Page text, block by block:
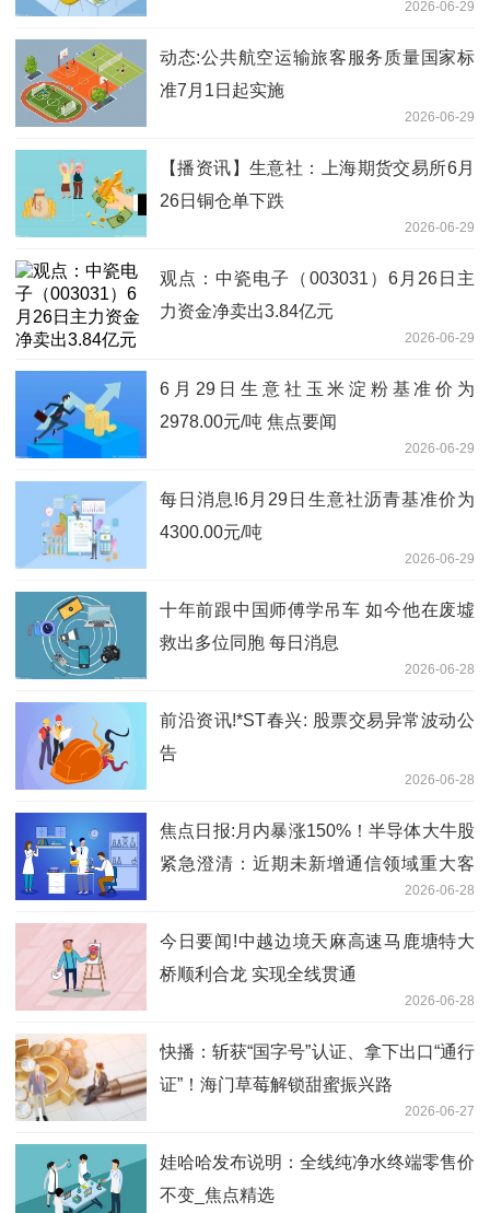
2026-06-29
动态:公共航空运输旅客服务质量国家标
准7月1日起实施
2026-06-29
【播资讯】生意社：上海期货交易所6月
26日铜仓单下跌
2026-06-29
观点：中瓷电子（003031）6月26日主
力资金净卖出3.84亿元
2026-06-29
6月29日生意社玉米淀粉基准价为
2978.00元/吨 焦点要闻
2026-06-29
每日消息!6月29日生意社沥青基准价为
4300.00元/吨
2026-06-29
十年前跟中国师傅学吊车 如今他在废墟
救出多位同胞 每日消息
2026-06-28
前沿资讯!*ST春兴: 股票交易异常波动公
告
2026-06-28
焦点日报:月内暴涨150%！半导体大牛股
紧急澄清：近期未新增通信领域重大客
2026-06-28
今日要闻!中越边境天麻高速马鹿塘特大
桥顺利合龙 实现全线贯通
2026-06-28
快播：斩获“国字号”认证、拿下出口“通行
证”！海门草莓解锁甜蜜振兴路
2026-06-27
娃哈哈发布说明：全线纯净水终端零售价
不变_焦点精选